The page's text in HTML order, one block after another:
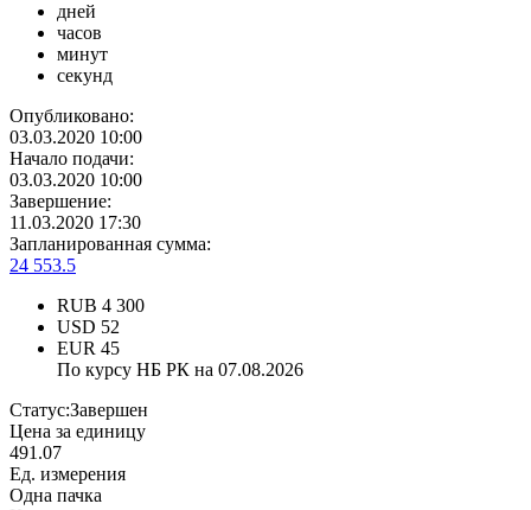
дней
часов
минут
секунд
Опубликовано:
03.03.2020 10:00
Начало подачи:
03.03.2020 10:00
Завершение:
11.03.2020 17:30
Запланированная сумма:
24 553.5
RUB 4 300
USD 52
EUR 45
По курсу НБ РК на 07.08.2026
Статус:Завершен
Цена за единицу
491.07
Ед. измерения
Одна пачка